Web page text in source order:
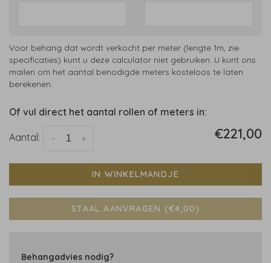
Voor behang dat wordt verkocht per meter (lengte 1m, zie
specificaties) kunt u deze calculator niet gebruiken. U kunt ons
mailen om het aantal benodigde meters kosteloos te laten
berekenen.
Of vul direct het aantal rollen of meters in:
Aantal: +
- €221,00
IN WINKELMANDJE
STAAL AANVRAGEN (€4,00)
Behangadvies nodig?